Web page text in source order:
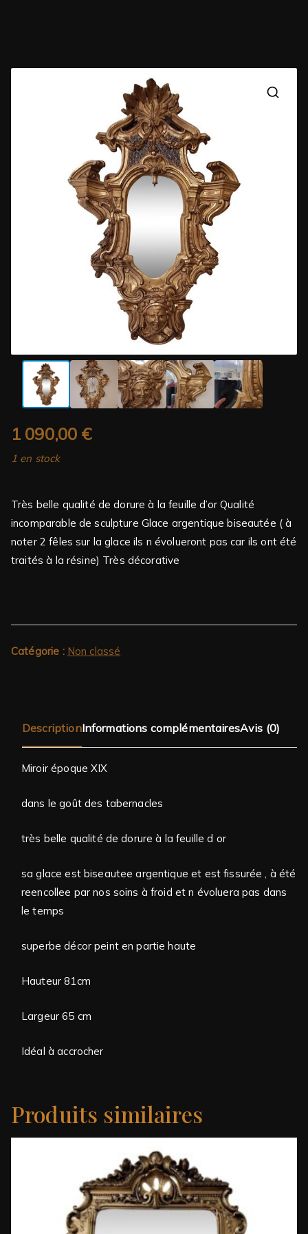
1 090,00 €
Très belle qualité de dorure à la feuille d’or Qualité
incomparable de sculpture Glace argentique biseautée ( à
noter 2 fêles sur la glace ils n évolueront pas car ils ont été
traités à la résine) Très décorative
1 en stock
Catégorie : Non classé
DescriptionInformations complémentairesAvis (0)
Miroir époque XIX
dans le goût des tabernacles
très belle qualité de dorure à la feuille d or
sa glace est biseautee argentique et est fissurée , à été
reencollee par nos soins à froid et n évoluera pas dans
le temps
superbe décor peint en partie haute
Hauteur 81cm
Largeur 65 cm
Idéal à accrocher
Produits similaires